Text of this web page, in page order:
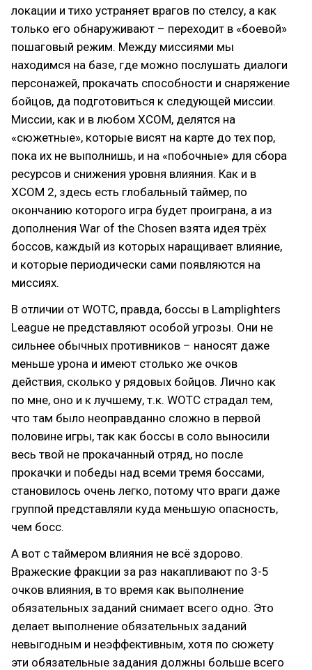
локации и тихо устраняет врагов по стелсу, а как
только его обнаруживают – переходит в «боевой»
пошаговый режим. Между миссиями мы
находимся на базе, где можно послушать диалоги
персонажей, прокачать способности и снаряжение
бойцов, да подготовиться к следующей миссии.
Миссии, как и в любом XCOM, делятся на
«сюжетные», которые висят на карте до тех пор,
пока их не выполнишь, и на «побочные» для сбора
ресурсов и снижения уровня влияния. Как и в
XCOM 2, здесь есть глобальный таймер, по
окончанию которого игра будет проиграна, а из
дополнения War of the Chosen взята идея трёх
боссов, каждый из которых наращивает влияние,
и которые периодически сами появляются на
миссиях.
В отличии от WOTC, правда, боссы в Lamplighters
League не представляют особой угрозы. Они не
сильнее обычных противников – наносят даже
меньше урона и имеют столько же очков
действия, сколько у рядовых бойцов. Лично как
по мне, оно и к лучшему, т.к. WOTC страдал тем,
что там было неоправданно сложно в первой
половине игры, так как боссы в соло выносили
весь твой не прокачанный отряд, но после
прокачки и победы над всеми тремя боссами,
становилось очень легко, потому что враги даже
группой представляли куда меньшую опасность,
чем босс.
А вот с таймером влияния не всё здорово.
Вражеские фракции за раз накапливают по 3-5
очков влияния, в то время как выполнение
обязательных заданий снимает всего одно. Это
делает выполнение обязательных заданий
невыгодным и неэффективным, хотя по сюжету
эти обязательные задания должны больше всего